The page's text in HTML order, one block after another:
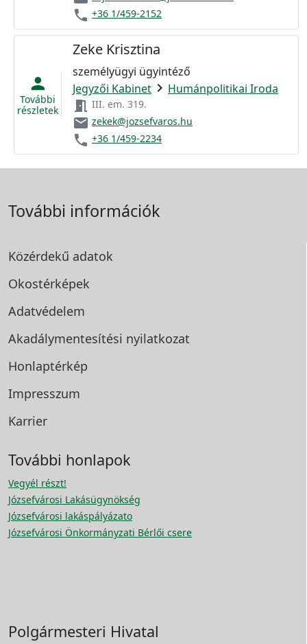
phone +36 1/459-2152
person
További
részletek
Zeke Krisztina
személyügyi ügyintéző
Jegyzői Kabinet chevron_right Humánpolitikai Iroda
meeting_room III. em. 319.
email zekek@jozsefvaros.hu
phone +36 1/459-2234
További információk
Közérdekű adatok
Okostérképek
Adatvédelem
Akadálymentesítési nyilatkozat
Honlaptérkép
Impresszum
Karrier
További honlapok
Vegyél részt!
Józsefvárosi Lakásügynökség
Józsefvárosi lakáspályázato
Józsefvárosi Önkormányzati Bérlői csere
Polgármesteri Hivatal